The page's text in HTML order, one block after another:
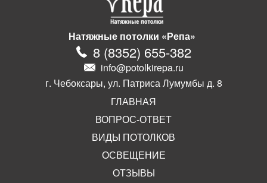
Натяжные потолки «Репа»
8 (8352) 655-382
info@potolkirepa.ru
г. Чебоксары, ул. Патриса Лумумбы д. 8
ГЛАВНАЯ
ВОПРОС-ОТВЕТ
ВИДЫ ПОТОЛКОВ
ОСВЕЩЕНИЕ
ОТЗЫВЫ